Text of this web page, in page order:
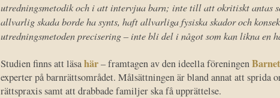
utredningsmetodik och i att intervjua barn; inte till att okritiskt antas
allvarlig skada borde ha synts, haft allvarliga fysiska skador och
utredningsmetoden precisering – inte bli del i något som kan likna en
Studien finns att läsahär– framtagen av den ideella föreningen
experter på barnrättsområdet. Målsättningen är bland annat att
rättspraxis samt att drabbade familjer ska få upprättelse.